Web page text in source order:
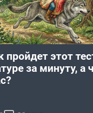
этот
за минуту, а